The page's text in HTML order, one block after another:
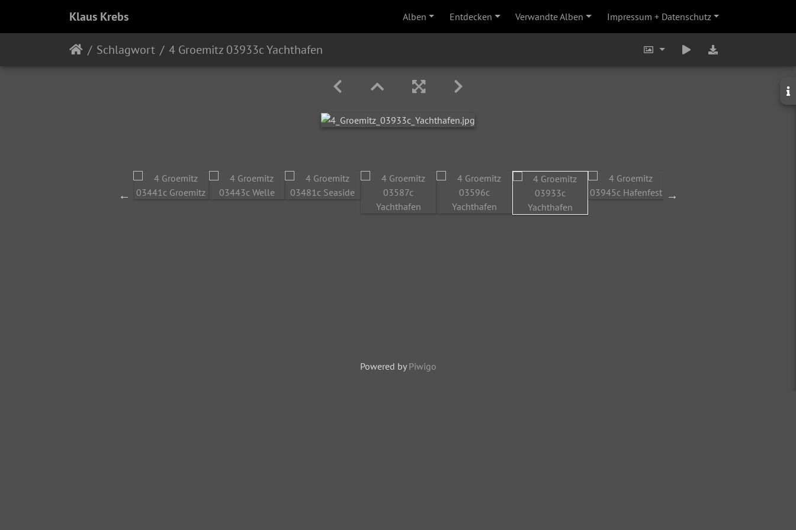
Klaus Krebs Alben Entdecken Verwandte Alben Impressum + Datenschutz
Schlagwort 4 Groemitz 03933c Yachthafen
Powered by Piwigo